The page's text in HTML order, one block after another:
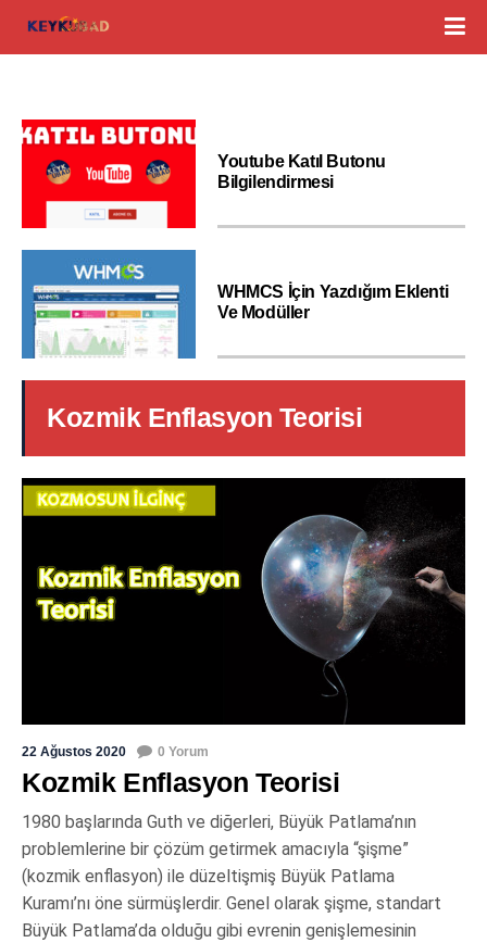
Youtube Katıl Butonu
Bilgilendirmesi
WHMCS İçin Yazdığım Eklenti
Ve Modüller
Kozmik Enflasyon Teorisi
22 Ağustos 2020 0 Yorum
Kozmik Enflasyon Teorisi
1980 başlarında Guth ve diğerleri, Büyük Patlama’nın
problemlerine bir çözüm getirmek amacıyla “şişme”
(kozmik enflasyon) ile düzeltişmiş Büyük Patlama
Kuramı’nı öne sürmüşlerdir. Genel olarak şişme, standart
Büyük Patlama’da olduğu gibi evrenin genişlemesinin